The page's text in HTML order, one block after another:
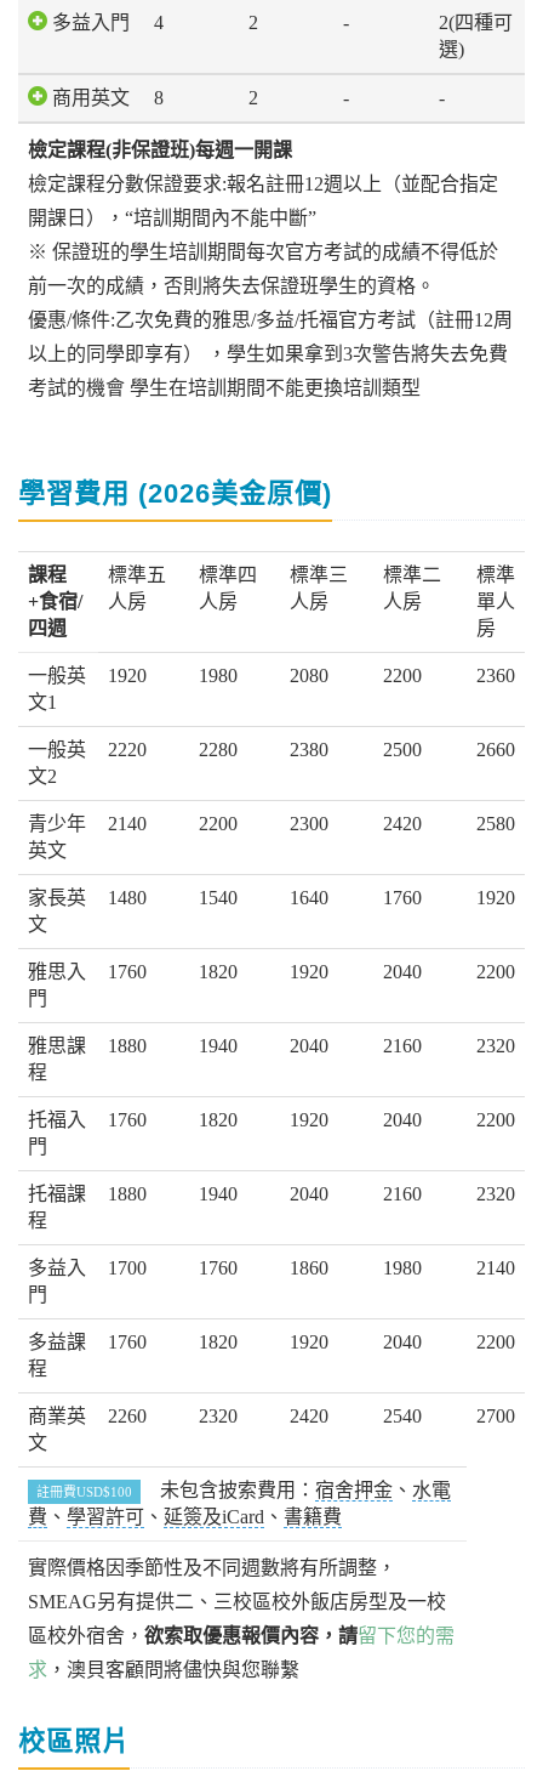
多益入門 4 2 -
2(四種可
選)
商用英文 8 2 - -
檢定課程(非保證班)每週一開課
檢定課程分數保證要求:報名註冊12週以上（並配合指定
開課日），“培訓期間內不能中斷”
※ 保證班的學生培訓期間每次官方考試的成績不得低於
前一次的成績，否則將失去保證班學生的資格。
優惠/條件:乙次免費的雅思/多益/托福官方考試（註冊12周
以上的同學即享有） ，學生如果拿到3次警告將失去免費
考試的機會 學生在培訓期間不能更換培訓類型
學習費用 (2026美金原價)
課程
+食宿/
四週
標準五
人房
標準四
人房
標準三
人房
標準二
人房
標準
單人
房
一般英
文1
1920 1980 2080 2200 2360
一般英
文2
2220 2280 2380 2500 2660
青少年
英文
2140 2200 2300 2420 2580
家長英
文
1480 1540 1640 1760 1920
雅思入
門
1760 1820 1920 2040 2200
雅思課
程
1880 1940 2040 2160 2320
托福入
門
1760 1820 1920 2040 2200
托福課
程
1880 1940 2040 2160 2320
多益入
門
1700 1760 1860 1980 2140
多益課
程
1760 1820 1920 2040 2200
商業英
文
2260 2320 2420 2540 2700
註冊費USD$100 未包含披索費用： 宿舍押金 、 水電
費 、 學習許可 、 延簽及iCard 、 書籍費
實際價格因季節性及不同週數將有所調整，
SMEAG另有提供二、三校區校外飯店房型及一校
區校外宿舍， 欲索取優惠報價內容，請留下您的需
求 ，澳貝客顧問將儘快與您聯繫
校區照片